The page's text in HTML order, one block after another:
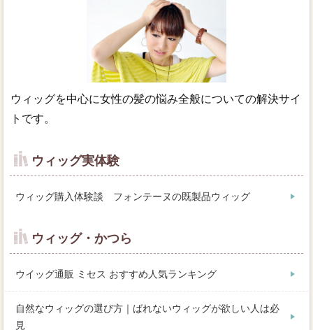
ウィッグを中心に女性の髪の悩み全般についての解決サイ
トです。
ウィッグ実体験
ウィッグ購入体験談 フォンテーヌの既製品ウィッグ
ウィッグ・かつら
ウイッグ通販 ミセス おすすめ人気ランキング
自然なウィッグの選び方｜ばれないウィッグが欲しい人は必
見